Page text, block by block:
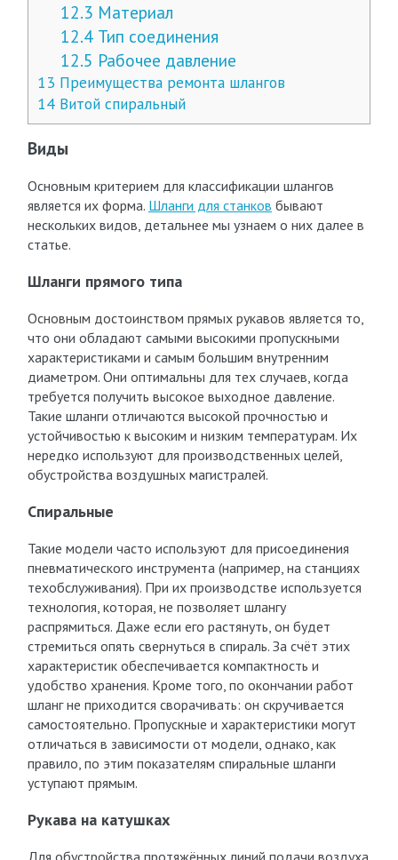
12.3 Материал
12.4 Тип соединения
12.5 Рабочее давление
13 Преимущества ремонта шлангов
14Витой спиральный
Виды
Основным критерием для классификации шлангов
является их форма. Шланги для станков бывают
нескольких видов, детальнее мы узнаем о них далее в
статье.
Шланги прямого типа
Основным достоинством прямых рукавов является то,
что они обладают самыми высокими пропускными
характеристиками и самым большим внутренним
диаметром. Они оптимальны для тех случаев, когда
требуется получить высокое выходное давление.
Такие шланги отличаются высокой прочностью и
устойчивостью к высоким и низким температурам. Их
нередко используют для производственных целей,
обустройства воздушных магистралей.
Спиральные
Такие модели часто используют для присоединения
пневматического инструмента (например, на станциях
техобслуживания). При их производстве используется
технология, которая, не позволяет шлангу
распрямиться. Даже если его растянуть, он будет
стремиться опять свернуться в спираль. За счёт этих
характеристик обеспечивается компактность и
удобство хранения. Кроме того, по окончании работ
шланг не приходится сворачивать: он скручивается
самостоятельно. Пропускные и характеристики могут
отличаться в зависимости от модели, однако, как
правило, по этим показателям спиральные шланги
уступают прямым.
Рукава на катушках
Для обустройства протяжённых линий подачи воздуха